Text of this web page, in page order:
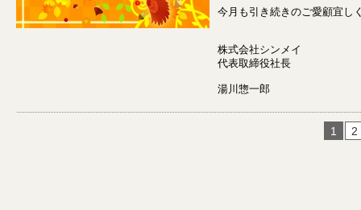
今月も引き続きのご愛顧宜し
株式会社シンメイ
代表取締役社長
湯川惣一郎
1 2